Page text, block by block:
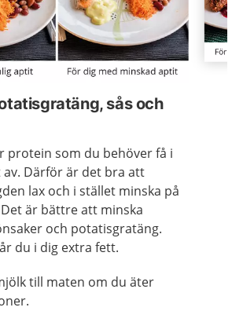
sås och
protein som du behöver få i
Därför är det bra att
lax och i stället minska på
är bättre att minska
och potatisgratäng.
du i dig extra fett.
till maten om du äter
Visa
bild